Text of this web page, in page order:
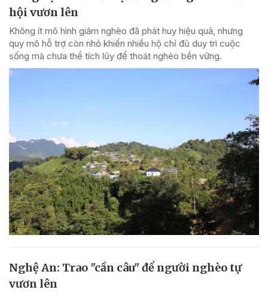
hội vươn lên
Không ít mô hình giảm nghèo đã phát huy hiệu quả, nhưng
quy mô hỗ trợ còn nhỏ khiến nhiều hộ chỉ đủ duy trì cuộc
sống mà chưa thể tích lũy để thoát nghèo bền vững.
Nghệ An: Trao "cần câu" để người nghèo tự
vươn lên